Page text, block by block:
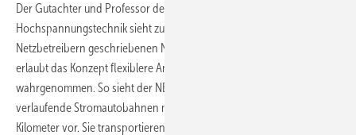
Der Gutachter und Professor des Aachener Instituts für
Hochspannungstechnik sieht zudem das Konzept des von den
Netzbetreibern geschriebenen NEP zu wenig analysiert. Demnach
erlaubt das Konzept flexiblere Antworten als in der Öffentlichkeit
wahrgenommen. So sieht der NEP vier parallel zueinander
verlaufende Stromautobahnen mit Längen von 400 bis rund 800
Kilometer vor. Sie transportieren mit der bisher unüblichen